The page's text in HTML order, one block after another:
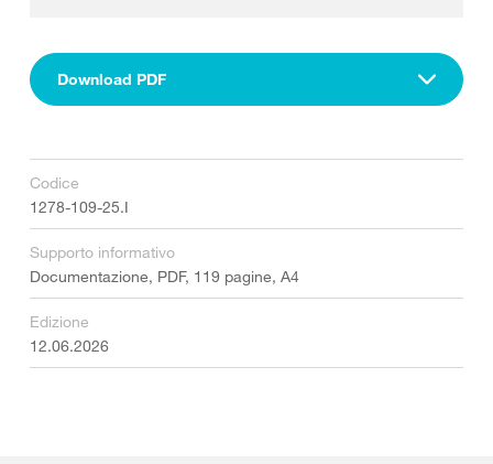
Download PDF
Codice
1278-109-25.I
Supporto informativo
Documentazione, PDF, 119 pagine, A4
Edizione
12.06.2026